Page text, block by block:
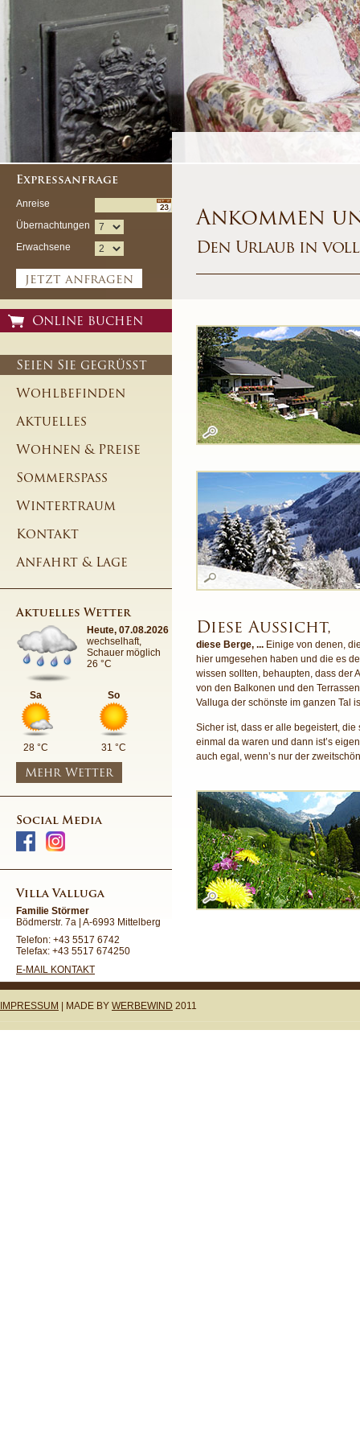
Expressanfrage
Anreise
Übernachtungen
Erwachsene
jetzt anfragen
Online buchen
Seien Sie gegrüßt
Wohlbefinden
Aktuelles
Wohnen & Preise
Sommerspass
Wintertraum
Kontakt
Anfahrt & Lage
Aktuelles Wetter
Heute, 07.08.2026
wechselhaft,
Schauer möglich
26 °C
Sa
28 °C
So
31 °C
Mehr Wetter
Social Media
Villa Valluga
Familie Störmer
Bödmerstr. 7a | A-6993 Mittelberg
Telefon: +43 5517 6742
Telefax: +43 5517 674250
E-MAIL KONTAKT
Ankommen
Den Urlaub in
Diese Aussicht,
diese Berge, ... Einige von denen,
hier umgesehen haben und die es
wissen sollten, behaupten, dass der
von den Balkonen und den
Valluga der schönste im ganzen Tal
Sicher ist, dass er alle begeistert, die
einmal da waren und dann ist’s
auch egal, wenn’s nur der
IMPRESSUM | MADE BY WERBEWIND 2011